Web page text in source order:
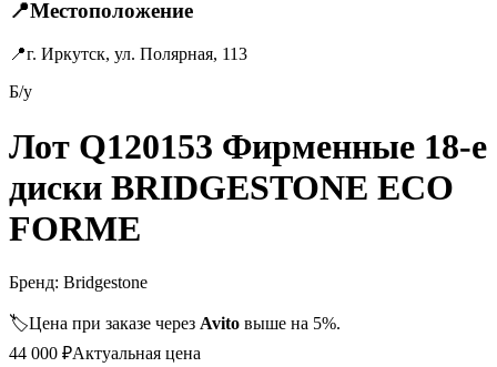
📍Местоположение
📍г. Иркутск, ул. Полярная, 113
Б/у
Лот Q120153 Фирменные 18-е
диски BRIDGESTONE ECO
FORME
Бренд: Bridgestone
🏷️Цена при заказе через Avito выше на 5%.
44 000 ₽Актуальная цена